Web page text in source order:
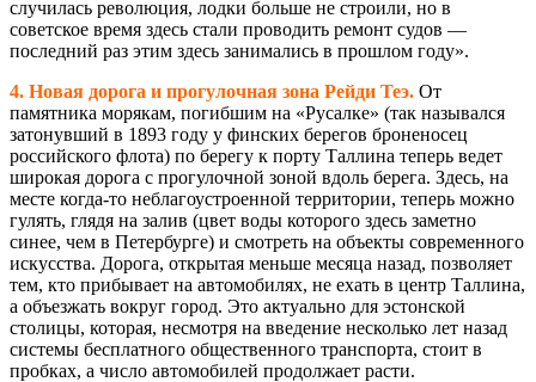
случилась революция, лодки больше не строили, но в
советское время здесь стали проводить ремонт судов —
последний раз этим здесь занимались в прошлом году».
4. Новая дорога и прогулочная зона Рейди Теэ. От
памятника морякам, погибшим на «Русалке» (так назывался
затонувший в 1893 году у финских берегов броненосец
российского флота) по берегу к порту Таллина теперь ведет
широкая дорога с прогулочной зоной вдоль берега. Здесь, на
месте когда-то неблагоустроенной территории, теперь можно
гулять, глядя на залив (цвет воды которого здесь заметно
синее, чем в Петербурге) и смотреть на объекты современного
искусства. Дорога, открытая меньше месяца назад, позволяет
тем, кто прибывает на автомобилях, не ехать в центр Таллина,
а объезжать вокруг город. Это актуально для эстонской
столицы, которая, несмотря на введение несколько лет назад
системы бесплатного общественного транспорта, стоит в
пробках, а число автомобилей продолжает расти.